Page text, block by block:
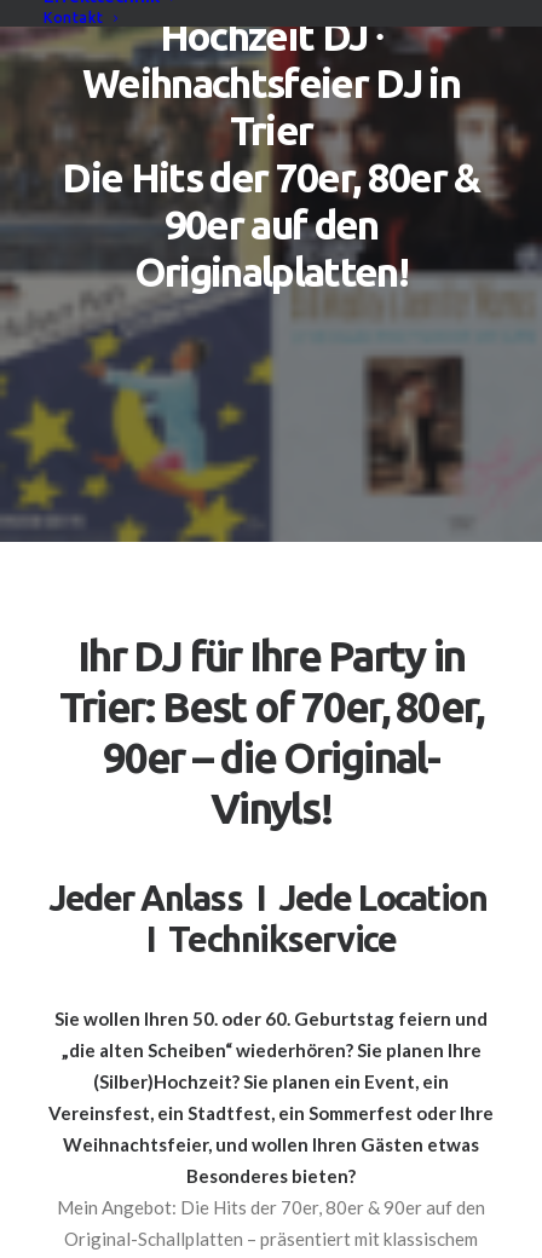
Kontakt
Hochzeit DJ ∙
Weihnachtsfeier DJ in
Trier
Die Hits der 70er, 80er &
90er auf den
Originalplatten!
Ihr DJ für Ihre Party in
Trier: Best of 70er, 80er,
90er – die Original-
Vinyls!
Jeder Anlass I Jede Location
I Technikservice
Sie wollen Ihren 50. oder 60. Geburtstag feiern und
„die alten Scheiben“ wiederhören? Sie planen Ihre
(Silber)Hochzeit? Sie planen ein Event, ein
Vereinsfest, ein Stadtfest, ein Sommerfest oder Ihre
Weihnachtsfeier, und wollen Ihren Gästen etwas
Besonderes bieten?
Mein Angebot: Die Hits der 70er, 80er & 90er auf den
Original-Schallplatten – präsentiert mit klassischem